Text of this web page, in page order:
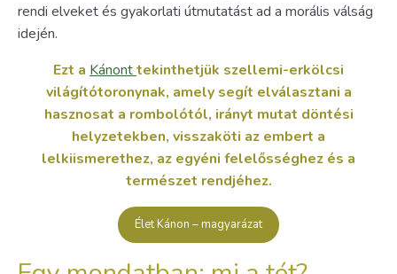
rendi elveket és gyakorlati útmutatást ad a morális válság
idején.
Ezt a Kánonttekinthetjük szellemi-erkölcsi
világítótoronynak, amely segít elválasztani a
hasznosat a rombolótól, irányt mutat döntési
helyzetekben, visszaköti az embert a
lelkiismerethez, az egyéni felelősséghez és a
természet rendjéhez.
Élet Kánon – magyarázat